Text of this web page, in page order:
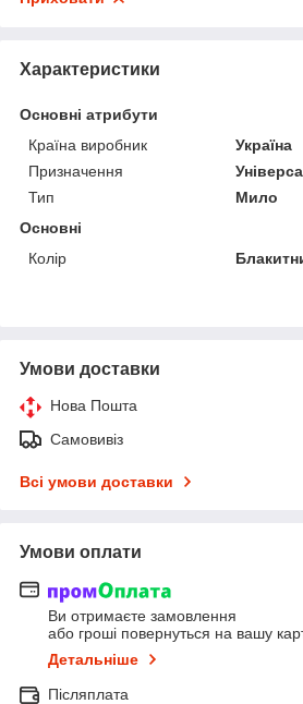
Характеристики
Основні атрибути
Країна виробник
Україна
Призначення
Тип
Мило
Основні
Колір
Умови доставки
Нова Пошта
Самовивіз
Всі умови доставки
Умови оплати
Ви отримаєте замовлення
або гроші повернуться на вашу
Детальніше
Післяплата